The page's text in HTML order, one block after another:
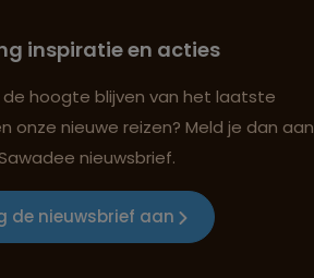
inspiratie en acties
de hoogte blijven van het laatste
onze nieuwe reizen? Meld je dan aan
nieuwsbrief.
de nieuwsbrief aan